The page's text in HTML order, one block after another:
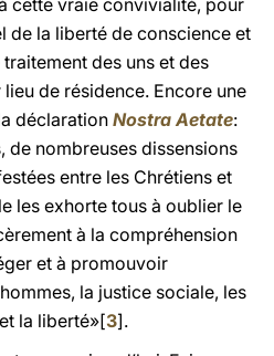
cette vraie convivialité, pour
de la liberté de conscience et
des uns et des
de résidence. Encore une
déclarationNostra Aetate:
de nombreuses dissensions
entre les Chrétiens et
les exhorte tous à oublier le
à la compréhension
et à promouvoir
la justice sociale, les
la liberté»[3].